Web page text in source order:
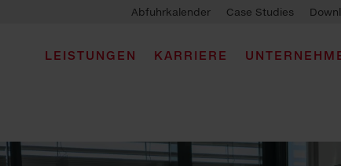
Abfuhrkalender Case Studies
LEISTUNGEN KARRIERE